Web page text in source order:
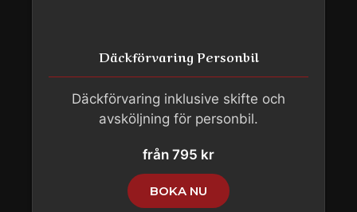
Däckförvaring Personbil
Däckförvaring inklusive skifte och
avsköljning för personbil.
från 795 kr
BOKA NU